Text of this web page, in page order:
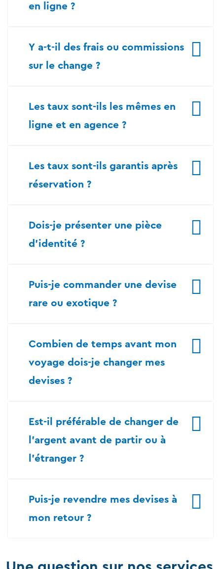
en ligne ?
Y a-t-il des frais ou commissions
sur le change ?
Les taux sont-ils les mêmes en
ligne et en agence ?
Les taux sont-ils garantis après
réservation ?
Dois-je présenter une pièce
d’identité ?
Puis-je commander une devise
rare ou exotique ?
Combien de temps avant mon
voyage dois-je changer mes
devises ?
Est-il préférable de changer de
l’argent avant de partir ou à
l’étranger ?
Puis-je revendre mes devises à
mon retour ?